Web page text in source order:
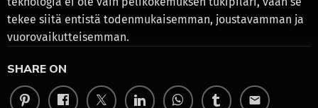
tekee siitä entistä todenmukaisemman, joustavamman ja
vuorovaikutteisemman.
SHARE ON
email